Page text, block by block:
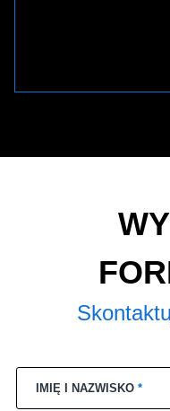
IMIĘ I NAZWISKO*